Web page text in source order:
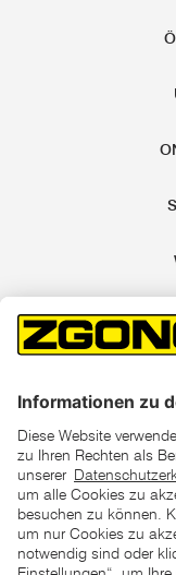
*der "statt"-Preis
unter